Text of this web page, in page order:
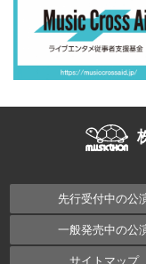
先行受付中の公
一般発売中の公
サイトマップ